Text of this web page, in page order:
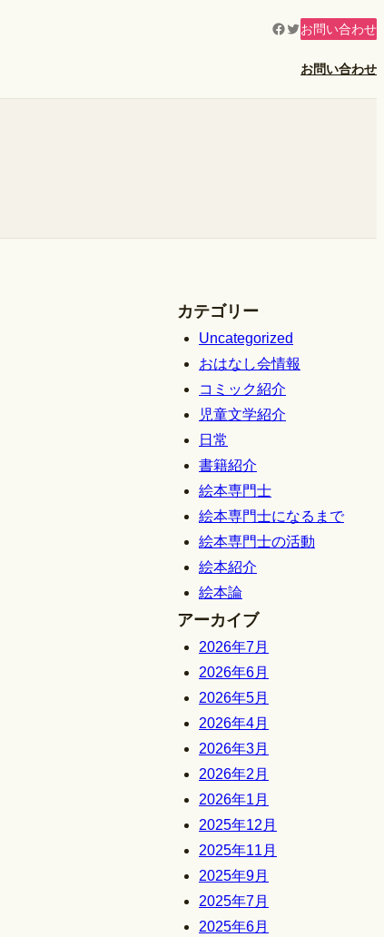
Facebook
Twitter
お問い合わせ
お問い合わせ
カテゴリー
Uncategorized
おはなし会情報
コミック紹介
児童文学紹介
日常
書籍紹介
絵本専門士
絵本専門士になるまで
絵本専門士の活動
絵本紹介
絵本論
アーカイブ
2026年7月
2026年6月
2026年5月
2026年4月
2026年3月
2026年2月
2026年1月
2025年12月
2025年11月
2025年9月
2025年7月
2025年6月